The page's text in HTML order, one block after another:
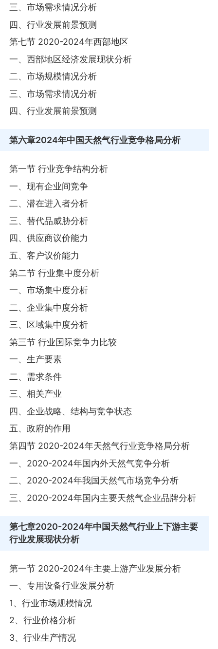
三、市场需求情况分析
四、行业发展前景预测
第七节 2020-2024年西部地区
一、西部地区经济发展现状分析
二、市场规模情况分析
三、市场需求情况分析
四、行业发展前景预测
第六章2024年中国天然气行业竞争格局分析
第一节 行业竞争结构分析
一、现有企业间竞争
二、潜在进入者分析
三、替代品威胁分析
四、供应商议价能力
五、客户议价能力
第二节 行业集中度分析
一、市场集中度分析
二、企业集中度分析
三、区域集中度分析
第三节 行业国际竞争力比较
一、生产要素
二、需求条件
三、相关产业
四、企业战略、结构与竞争状态
五、政府的作用
第四节 2020-2024年天然气行业竞争格局分析
一、2020-2024年国内外天然气竞争分析
二、2020-2024年我国天然气市场竞争分析
三、2020-2024年国内主要天然气企业品牌分析
第七章2020-2024年中国天然气行业上下游主要
行业发展现状分析
第一节 2020-2024年主要上游产业发展分析
一、专用设备行业发展分析
1、行业市场规模情况
2、行业价格分析
3、行业生产情况